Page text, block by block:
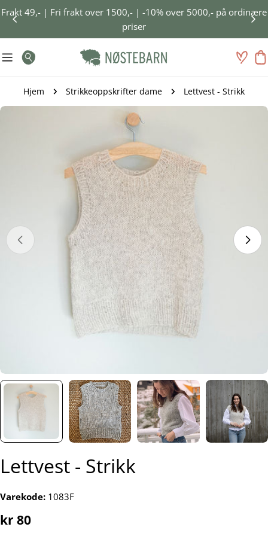
Gå
innhold
Frakt 49,- | Fri frakt over 1500,- | -10% over 5000,- på ordinære
priser
Hjem Strikkeoppskrifter dame Lettvest - Strikk
Gå
Lettvest - Strikk
Varekode: 1083F
Vanlig
kr 80
Søk